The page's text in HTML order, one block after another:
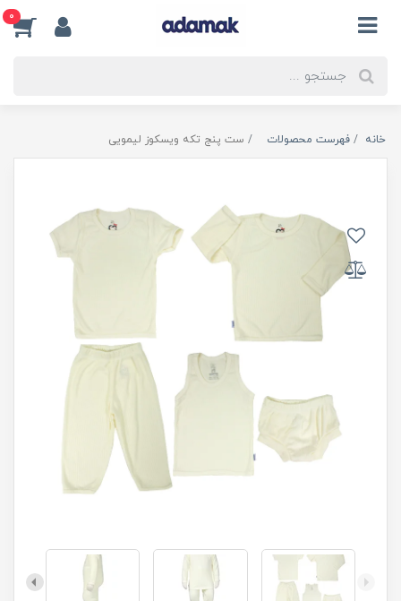
0
خانه فهرست محصولات ست پنج تکه ویسکوز لیمویی